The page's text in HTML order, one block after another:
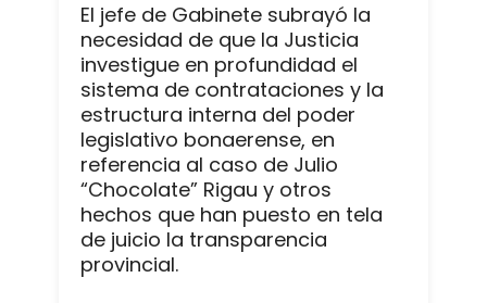
El jefe de Gabinete subrayó la
necesidad de que la Justicia
investigue en profundidad el
sistema de contrataciones y la
estructura interna del poder
legislativo bonaerense, en
referencia al caso de Julio
“Chocolate” Rigau y otros
hechos que han puesto en tela
de juicio la transparencia
provincial.